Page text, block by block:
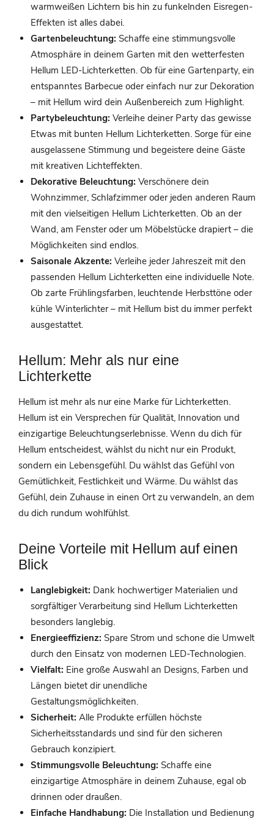
warmweißen Lichtern bis hin zu funkelnden Eisregen-
Effekten ist alles dabei.
Gartenbeleuchtung: Schaffe eine stimmungsvolle
Atmosphäre in deinem Garten mit den wetterfesten
Hellum LED-Lichterketten. Ob für eine Gartenparty, ein
entspanntes Barbecue oder einfach nur zur Dekoration
– mit Hellum wird dein Außenbereich zum Highlight.
Partybeleuchtung: Verleihe deiner Party das gewisse
Etwas mit bunten Hellum Lichterketten. Sorge für eine
ausgelassene Stimmung und begeistere deine Gäste
mit kreativen Lichteffekten.
Dekorative Beleuchtung: Verschönere dein
Wohnzimmer, Schlafzimmer oder jeden anderen Raum
mit den vielseitigen Hellum Lichterketten. Ob an der
Wand, am Fenster oder um Möbelstücke drapiert – die
Möglichkeiten sind endlos.
Saisonale Akzente: Verleihe jeder Jahreszeit mit den
passenden Hellum Lichterketten eine individuelle Note.
Ob zarte Frühlingsfarben, leuchtende Herbsttöne oder
kühle Winterlichter – mit Hellum bist du immer perfekt
ausgestattet.
Hellum: Mehr als nur eine
Lichterkette
Hellum ist mehr als nur eine Marke für Lichterketten.
Hellum ist ein Versprechen für Qualität, Innovation und
einzigartige Beleuchtungserlebnisse. Wenn du dich für
Hellum entscheidest, wählst du nicht nur ein Produkt,
sondern ein Lebensgefühl. Du wählst das Gefühl von
Gemütlichkeit, Festlichkeit und Wärme. Du wählst das
Gefühl, dein Zuhause in einen Ort zu verwandeln, an dem
du dich rundum wohlfühlst.
Deine Vorteile mit Hellum auf einen
Blick
Langlebigkeit: Dank hochwertiger Materialien und
sorgfältiger Verarbeitung sind Hellum Lichterketten
besonders langlebig.
Energieeffizienz: Spare Strom und schone die Umwelt
durch den Einsatz von modernen LED-Technologien.
Vielfalt: Eine große Auswahl an Designs, Farben und
Längen bietet dir unendliche
Gestaltungsmöglichkeiten.
Sicherheit: Alle Produkte erfüllen höchste
Sicherheitsstandards und sind für den sicheren
Gebrauch konzipiert.
Stimmungsvolle Beleuchtung: Schaffe eine
einzigartige Atmosphäre in deinem Zuhause, egal ob
drinnen oder draußen.
Einfache Handhabung: Die Installation und Bedienung